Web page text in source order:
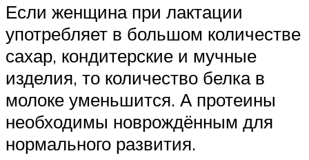
Если женщина при лактации
употребляет в большом количестве
сахар, кондитерские и мучные
изделия, то количество белка в
молоке уменьшится. А протеины
необходимы новрождённым для
нормального развития.